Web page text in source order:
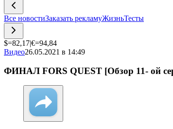
Все новостиЗаказать рекламуЖизньТесты
$=82,17|€=94,84
Видео26.05.2021 в 14:49
ФИНАЛ FORS QUEST [Обзор 11- ой